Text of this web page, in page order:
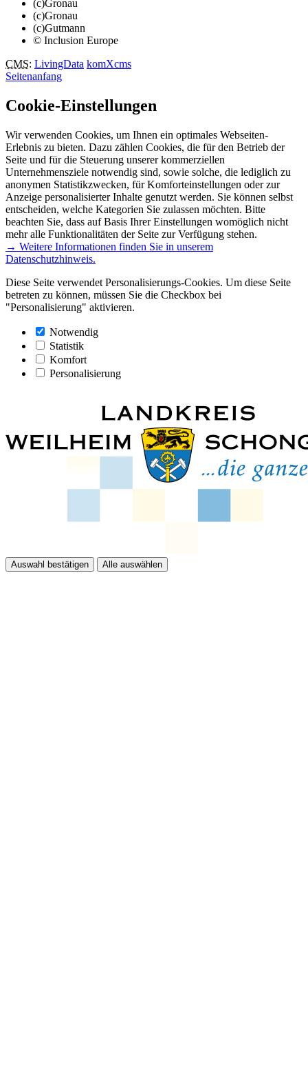
(c)Gronau
(c)Gronau
(c)Gutmann
© Inclusion Europe
CMS: LivingData komXcms
Seitenanfang
Cookie-Einstellungen
Wir verwenden Cookies, um Ihnen ein optimales Webseiten-
Erlebnis zu bieten. Dazu zählen Cookies, die für den Betrieb der
Seite und für die Steuerung unserer kommerziellen
Unternehmensziele notwendig sind, sowie solche, die lediglich zu
anonymen Statistikzwecken, für Komforteinstellungen oder zur
Anzeige personalisierter Inhalte genutzt werden. Sie können selbst
entscheiden, welche Kategorien Sie zulassen möchten. Bitte
beachten Sie, dass auf Basis Ihrer Einstellungen womöglich nicht
mehr alle Funktionalitäten der Seite zur Verfügung stehen.
→ Weitere Informationen finden Sie in unserem
Datenschutzhinweis.
Diese Seite verwendet Personalisierungs-Cookies. Um diese Seite
betreten zu können, müssen Sie die Checkbox bei
"Personalisierung" aktivieren.
Notwendig
Statistik
Komfort
Personalisierung
Auswahl bestätigen Alle auswählen